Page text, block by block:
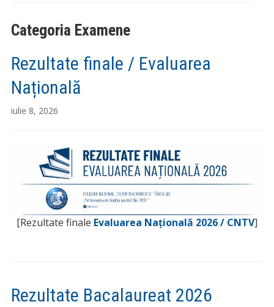
Categoria Examene
Rezultate finale / Evaluarea
Națională
iulie 8, 2026
[Rezultate finale Evaluarea Națională 2026 / CNTV]
Rezultate Bacalaureat 2026